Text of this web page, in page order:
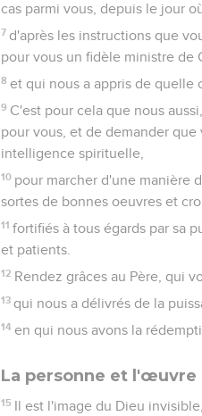
cas parmi vous, depuis le jour
7 d'après les instructions que
pour vous un fidèle ministre de
8 et qui nous a appris de quelle
9 C'est pour cela que nous
pour vous, et de demander
intelligence spirituelle,
10 pour marcher d'une manière
sortes de bonnes oeuvres et
11 fortifiés à tous égards par sa
et patients.
12 Rendez grâces au Père, qui
13 qui nous a délivrés de la
14 en qui nous avons la
La personne et l'œuvre
15 Il est l'image du Dieu